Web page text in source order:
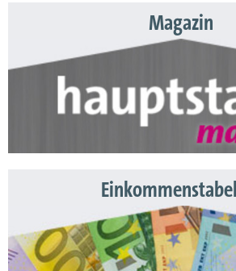
Magazin